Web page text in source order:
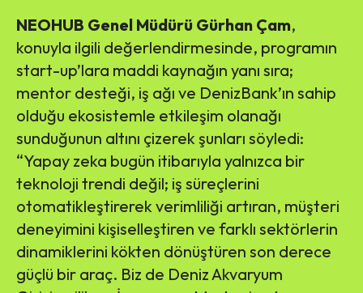
NEOHUB Genel Müdürü Gürhan Çam,
konuyla ilgili değerlendirmesinde, programın
start-up’lara maddi kaynağın yanı sıra;
mentor desteği, iş ağı ve DenizBank’ın sahip
olduğu ekosistemle etkileşim olanağı
sunduğunun altını çizerek şunları söyledi:
“Yapay zeka bugün itibarıyla yalnızca bir
teknoloji trendi değil; iş süreçlerini
otomatikleştirerek verimliliği artıran, müşteri
deneyimini kişiselleştiren ve farklı sektörlerin
dinamiklerini kökten dönüştüren son derece
güçlü bir araç. Biz de Deniz Akvaryum